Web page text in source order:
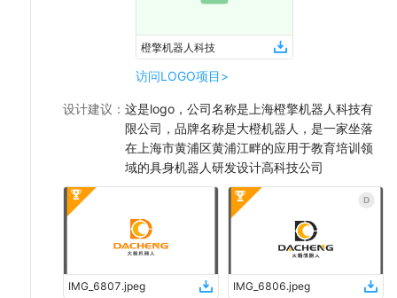
橙擎机器人科技
访问LOGO项目>
设计建议 ： 这是logo，公司名称是上海橙擎机器人科技有
限公司，品牌名称是大橙机器人，是一家坐落
在上海市黄浦区黄浦江畔的应用于教育培训领
域的具身机器人研发设计高科技公司
IMG_6807.jpeg IMG_6806.jpeg